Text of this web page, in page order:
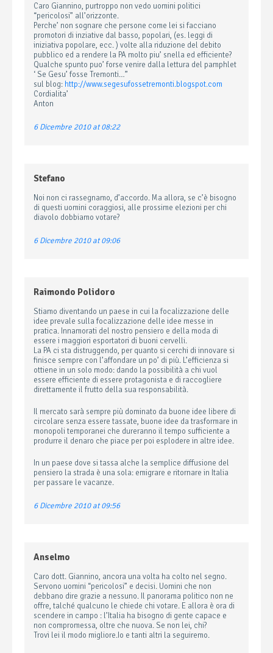
Caro Giannino, purtroppo non vedo uomini politici
“pericolosi” all’orizzonte.
Perche’ non sognare che persone come lei si facciano
promotori di inziative dal basso, popolari, (es. leggi di
iniziativa popolare, ecc. ) volte alla riduzione del debito
pubblico ed a rendere la PA molto piu’ snella ed efficiente?
Qualche spunto puo’ forse venire dalla lettura del pamphlet
‘ Se Gesu’ fosse Tremonti…”
sul blog: http://www.segesufossetremonti.blogspot.com
Cordialita’
Anton
6 Dicembre 2010 at 08:22
Stefano
Noi non ci rassegnamo, d’accordo. Ma allora, se c’è bisogno
di questi uomini coraggiosi, alle prossime elezioni per chi
diavolo dobbiamo votare?
6 Dicembre 2010 at 09:06
Raimondo Polidoro
Stiamo diventando un paese in cui la focalizzazione delle
idee prevale sulla focalizzazione delle idee messe in
pratica. Innamorati del nostro pensiero e della moda di
essere i maggiori esportatori di buoni cervelli.
La PA ci sta distruggendo, per quanto si cerchi di innovare si
finisce sempre con l’affondare un po’ di più. L’efficienza si
ottiene in un solo modo: dando la possibilità a chi vuol
essere efficiente di essere protagonista e di raccogliere
direttamente il frutto della sua responsabilità.
Il mercato sarà sempre più dominato da buone idee libere di
circolare senza essere tassate, buone idee da trasformare in
monopoli temporanei che dureranno il tempo sufficiente a
produrre il denaro che piace per poi esplodere in altre idee.
In un paese dove si tassa alche la semplice diffusione del
pensiero la strada è una sola: emigrare e ritornare in Italia
per passare le vacanze.
6 Dicembre 2010 at 09:56
Anselmo
Caro dott. Giannino, ancora una volta ha colto nel segno.
Servono uomini “pericolosi” e decisi. Uomini che non
debbano dire grazie a nessuno. Il panorama politico non ne
offre, talché qualcuno le chiede chi votare. E allora è ora di
scendere in campo : l’Italia ha bisogno di gente capace e
non compromessa, oltre che nuova. Se non lei, chi?
Trovi lei il modo migliore.Io e tanti altri la seguiremo.